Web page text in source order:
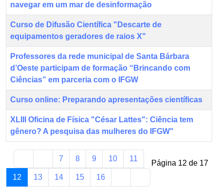
navegar em um mar de desinformação
Curso de Difusão Científica "Descarte de
equipamentos geradores de raios X"
Professores da rede municipal de Santa Bárbara
d’Oeste participam de formação “Brincando com
Ciências” em parceria com o IFGW
Curso online: Preparando apresentações científicas
XLIII Oficina de Física "César Lattes": Ciência tem
gênero? A pesquisa das mulheres do IFGW"
Página 12 de 17
7 8 9 10 11
12 13 14 15 16